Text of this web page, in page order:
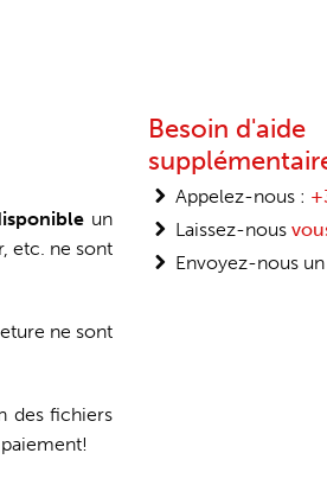
un
etc. ne sont
ne sont
des fichiers
Besoin d'aide
Appelez-nous :
Laissez-nous
Envoyez-nous